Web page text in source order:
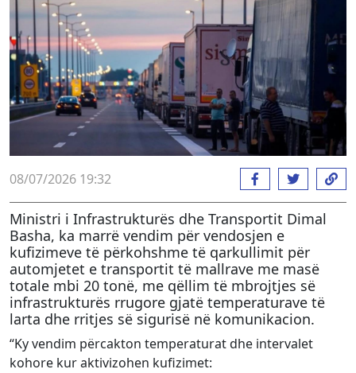
08/07/2026 19:32
Ministri i Infrastrukturës dhe Transportit Dimal
Basha, ka marrë vendim për vendosjen e
kufizimeve të përkohshme të qarkullimit për
automjetet e transportit të mallrave me masë
totale mbi 20 tonë, me qëllim të mbrojtjes së
infrastrukturës rrugore gjatë temperaturave të
larta dhe rritjes së sigurisë në komunikacion.
“Ky vendim përcakton temperaturat dhe intervalet
kohore kur aktivizohen kufizimet: